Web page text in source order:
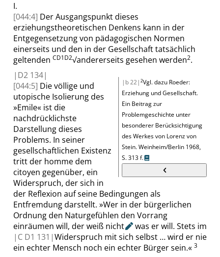
I.
[044:4] Der Ausgangspunkt dieses
erziehungstheoretischen Denkens kann in der
Entgegensetzung von pädagogischen Normen
einerseits und den in der Gesellschaft tatsächlich
geltenden CD1D2√andererseits gesehen werden2
|b 22| 2Vgl. dazu Roeder:
Erziehung und Gesellschaft.
Ein Beitrag zur
Problemgeschichte unter
besonderer Berücksichtigung
des Werkes von Lorenz von
Stein.Weinheim/Berlin 1968,
S.313 f.
.
| D2 134|
[044:5] Die völlige und
utopische Isolierung des
»Emile« ist die
nachdrücklichste
Darstellung dieses
Problems. In seiner
gesellschaftlichen Existenz
tritt der hommedem
citoyen gegenüber, ein
Widerspruch, der sich in
der Reflexion auf seine Bedingungen als
Entfremdung darstellt. »Wer in der bürgerlichen
Ordnung den Naturgefühlen den Vorrang
einräumen will, der weiß nicht
was er will. Stets im
| C D1 131|Widerspruch mit sich selbst … wird er nie
ein echter Mensch noch ein echter Bürger sein.« 3